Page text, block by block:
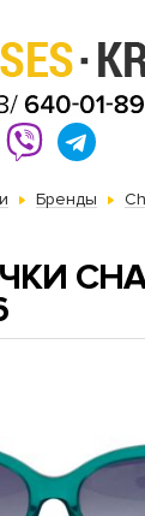
Бренды